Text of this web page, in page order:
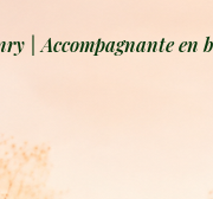
| Accompagnante